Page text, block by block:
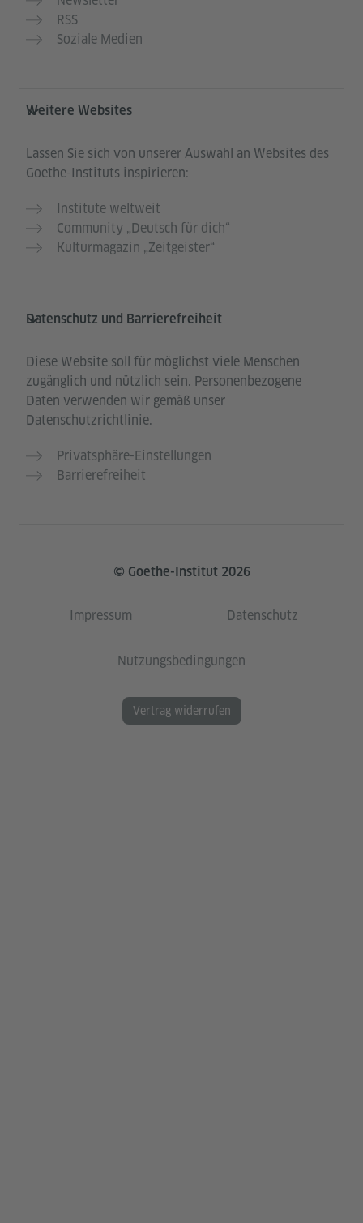
RSS
Soziale Medien
Weitere Websites
Lassen Sie sich von unserer Auswahl an Websites des
Goethe-Instituts inspirieren:
Institute weltweit
Community „Deutsch für dich“
Kulturmagazin „Zeitgeister“
Datenschutz und Barrierefreiheit
Diese Website soll für möglichst viele Menschen
zugänglich und nützlich sein. Personenbezogene
Daten verwenden wir gemäß unser
Datenschutzrichtlinie.
Privatsphäre-Einstellungen
Barrierefreiheit
© Goethe-Institut 2026
Impressum Datenschutz
Nutzungsbedingungen
Vertrag widerrufen